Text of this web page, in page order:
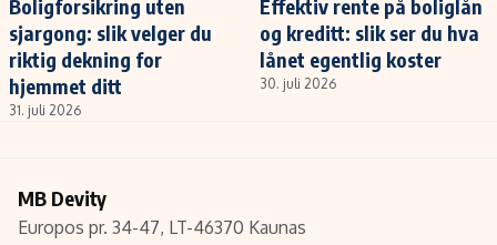
Boligforsikring uten
sjargong: slik velger du
riktig dekning for
hjemmet ditt
31. juli 2026
Effektiv rente på boliglån
og kreditt: slik ser du hva
lånet egentlig koster
30. juli 2026
MB Devity
Europos pr. 34-47, LT-46370 Kaunas